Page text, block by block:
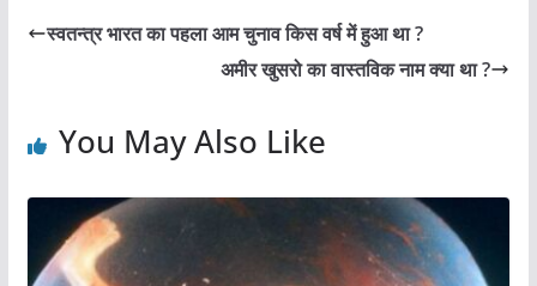
e
o
s
p
er e
st
l e
स्वतन्त्र भारत का पहला आम चुनाव किस वर्ष में हुआ था ?
अमीर खुसरो का वास्तविक नाम क्या था ?
You May Also Like